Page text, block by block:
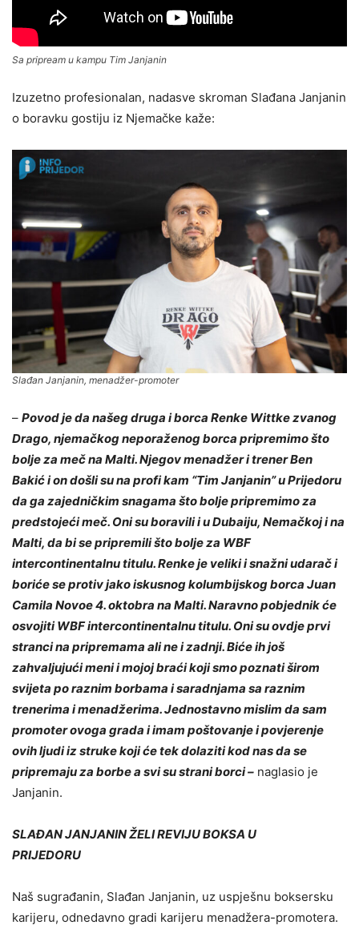
Sa pripream u kampu Tim Janjanin
Izuzetno profesionalan, nadasve skroman Slađana Janjanin
o boravku gostiju iz Njemačke kaže:
Slađan Janjanin, menadžer-promoter
– Povod je da našeg druga i borca Renke Wittke zvanog
Drago, njemačkog neporaženog borca pripremimo što
bolje za meč na Malti. Njegov menadžer i trener Ben
Bakić i on došli su na profi kam “Tim Janjanin” u Prijedoru
da ga zajedničkim snagama što bolje pripremimo za
predstojeći meč. Oni su boravili i u Dubaiju, Nemačkoj i na
Malti, da bi se pripremili što bolje za WBF
intercontinentalnu titulu. Renke je veliki i snažni udarač i
boriće se protiv jako iskusnog kolumbijskog borca Juan
Camila Novoe 4. oktobra na Malti. Naravno pobjednik će
osvojiti WBF intercontinentalnu titulu. Oni su ovdje prvi
stranci na pripremama ali ne i zadnji. Biće ih još
zahvaljujući meni i mojoj braći koji smo poznati širom
svijeta po raznim borbama i saradnjama sa raznim
trenerima i menadžerima. Jednostavno mislim da sam
promoter ovoga grada i imam poštovanje i povjerenje
ovih ljudi iz struke koji će tek dolaziti kod nas da se
pripremaju za borbe a svi su strani borci – naglasio je
Janjanin.
SLAĐAN JANJANIN ŽELI REVIJU BOKSA U
PRIJEDORU
Naš sugrađanin, Slađan Janjanin, uz uspješnu boksersku
karijeru, odnedavno gradi karijeru menadžera-promotera.